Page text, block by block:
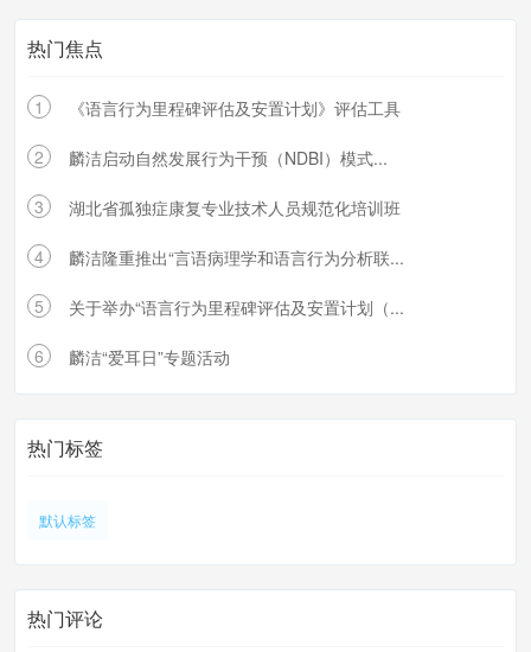
热门焦点
1 《语言行为里程碑评估及安置计划》评估工具
2 麟洁启动自然发展行为干预（NDBI）模式...
3 湖北省孤独症康复专业技术人员规范化培训班
4 麟洁隆重推出“言语病理学和语言行为分析联...
5 关于举办“语言行为里程碑评估及安置计划（...
6 麟洁“爱耳日”专题活动
热门标签
默认标签
热门评论